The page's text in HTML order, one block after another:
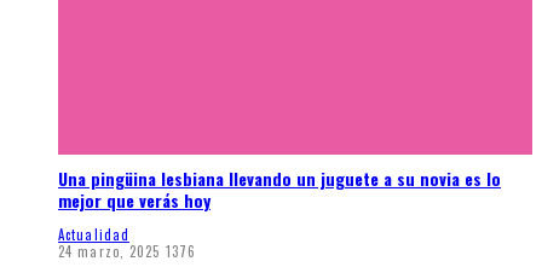
Una pingüina lesbiana llevando un juguete a su novia es lo
mejor que verás hoy
Actualidad
24 marzo, 2025 1376